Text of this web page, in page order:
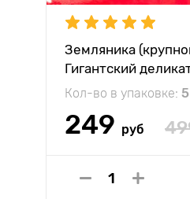
Земляника
Гигантский
Кол-во в упаковке:
249 руб